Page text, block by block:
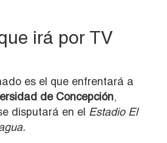
irá por TV
es el que enfrentará a
de Concepción,
disputará en el Estadio El